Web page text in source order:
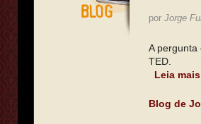
por Jorge
A pergunta
TED.
Leia mais
Blog de